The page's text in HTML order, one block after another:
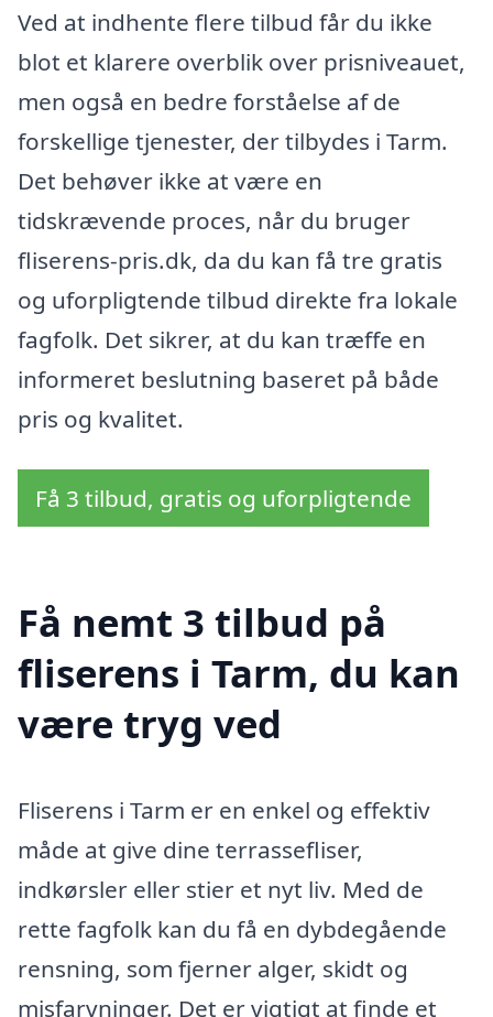
Ved at indhente flere tilbud får du ikke
blot et klarere overblik over prisniveauet,
men også en bedre forståelse af de
forskellige tjenester, der tilbydes i Tarm.
Det behøver ikke at være en
tidskrævende proces, når du bruger
fliserens-pris.dk, da du kan få tre gratis
og uforpligtende tilbud direkte fra lokale
fagfolk. Det sikrer, at du kan træffe en
informeret beslutning baseret på både
pris og kvalitet.
Få 3 tilbud, gratis og uforpligtende
Få nemt 3 tilbud på
fliserens i Tarm, du kan
være tryg ved
Fliserens i Tarm er en enkel og effektiv
måde at give dine terrassefliser,
indkørsler eller stier et nyt liv. Med de
rette fagfolk kan du få en dybdegående
rensning, som fjerner alger, skidt og
misfarvninger. Det er vigtigt at finde et